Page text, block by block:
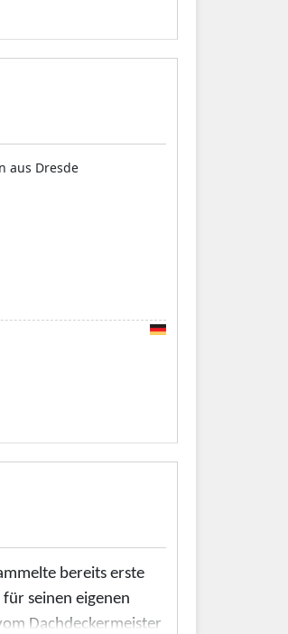
aus Dresde
bereits erste
seinen eigenen
Dachdeckermeister